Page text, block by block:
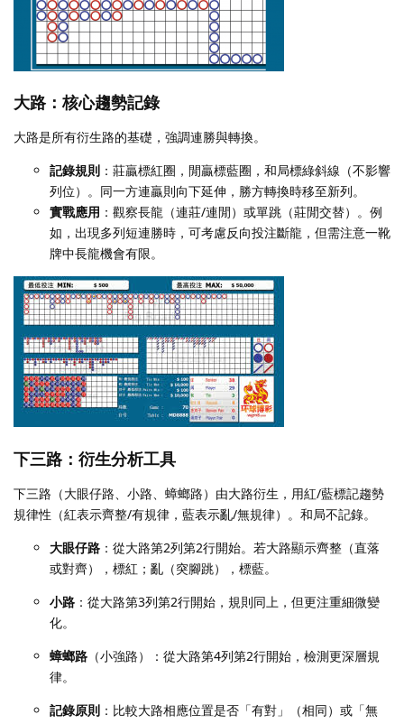
大路：核心趨勢記錄
大路是所有衍生路的基礎，強調連勝與轉換。
記錄規則 ：莊贏標紅圈，閒贏標藍圈，和局標綠斜線（不影響
列位）。同一方連贏則向下延伸，勝方轉換時移至新列。
實戰應用 ：觀察長龍（連莊/連閒）或單跳（莊閒交替）。例
如，出現多列短連勝時，可考慮反向投注斷龍，但需注意一靴
牌中長龍機會有限。
下三路：衍生分析工具
下三路（大眼仔路、小路、蟑螂路）由大路衍生，用紅/藍標記趨勢
規律性（紅表示齊整/有規律，藍表示亂/無規律）。和局不記錄。
大眼仔路 ：從大路第2列第2行開始。若大路顯示齊整（直落
或對齊），標紅；亂（突腳跳），標藍。
小路 ：從大路第3列第2行開始，規則同上，但更注重細微變
化。
蟑螂路 （小強路）：從大路第4列第2行開始，檢測更深層規
律。
記錄原則 ：比較大路相應位置是否「有對」（相同）或「無